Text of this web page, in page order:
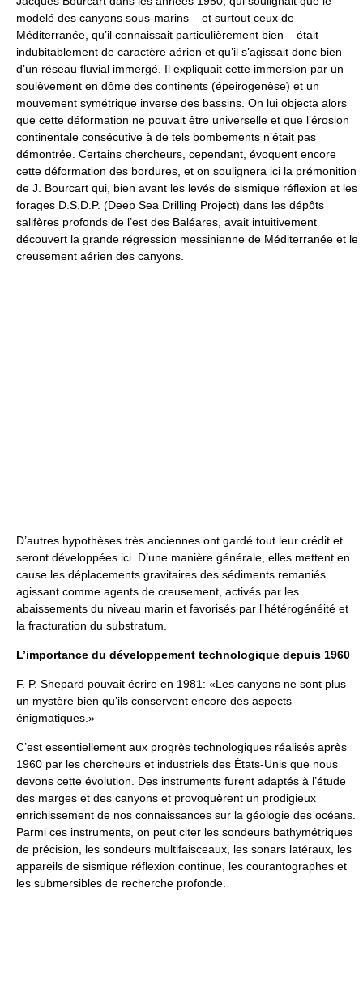
modelé des canyons sous-marins – et surtout ceux de
Méditerranée, qu’il connaissait particulièrement bien – était
indubitablement de caractère aérien et qu’il s’agissait donc bien
d’un réseau fluvial immergé. Il expliquait cette immersion par un
soulèvement en dôme des continents (épeirogenèse) et un
mouvement symétrique inverse des bassins. On lui objecta alors
que cette déformation ne pouvait être universelle et que l’érosion
continentale consécutive à de tels bombements n’était pas
démontrée. Certains chercheurs, cependant, évoquent encore
cette déformation des bordures, et on soulignera ici la prémonition
de J. Bourcart qui, bien avant les levés de sismique réflexion et les
forages D.S.D.P. (Deep Sea Drilling Project) dans les dépôts
salifères profonds de l’est des Baléares, avait intuitivement
découvert la grande régression messinienne de Méditerranée et le
creusement aérien des canyons.
D’autres hypothèses très anciennes ont gardé tout leur crédit et
seront développées ici. D’une manière générale, elles mettent en
cause les déplacements gravitaires des sédiments remaniés
agissant comme agents de creusement, activés par les
abaissements du niveau marin et favorisés par l’hétérogénéité et
la fracturation du substratum.
L’importance du développement technologique depuis 1960
F. P. Shepard pouvait écrire en 1981: «Les canyons ne sont plus
un mystère bien qu’ils conservent encore des aspects
énigmatiques.»
C’est essentiellement aux progrès technologiques réalisés après
1960 par les chercheurs et industriels des États-Unis que nous
devons cette évolution. Des instruments furent adaptés à l’étude
des marges et des canyons et provoquèrent un prodigieux
enrichissement de nos connaissances sur la géologie des océans.
Parmi ces instruments, on peut citer les sondeurs bathymétriques
de précision, les sondeurs multifaisceaux, les sonars latéraux, les
appareils de sismique réflexion continue, les courantographes et
les submersibles de recherche profonde.